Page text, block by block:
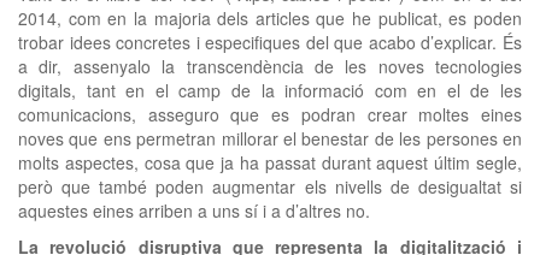
2014, com en la majoria dels articles que he publicat, es poden
trobar idees concretes i especifiques del que acabo d’explicar. És
a dir, assenyalo la transcendència de les noves tecnologies
digitals, tant en el camp de la informació com en el de les
comunicacions, asseguro que es podran crear moltes eines
noves que ens permetran millorar el benestar de les persones en
molts aspectes, cosa que ja ha passat durant aquest últim segle,
però que també poden augmentar els nivells de desigualtat si
aquestes eines arriben a uns sí i a d’altres no.
La revolució disruptiva que representa la digitalització i